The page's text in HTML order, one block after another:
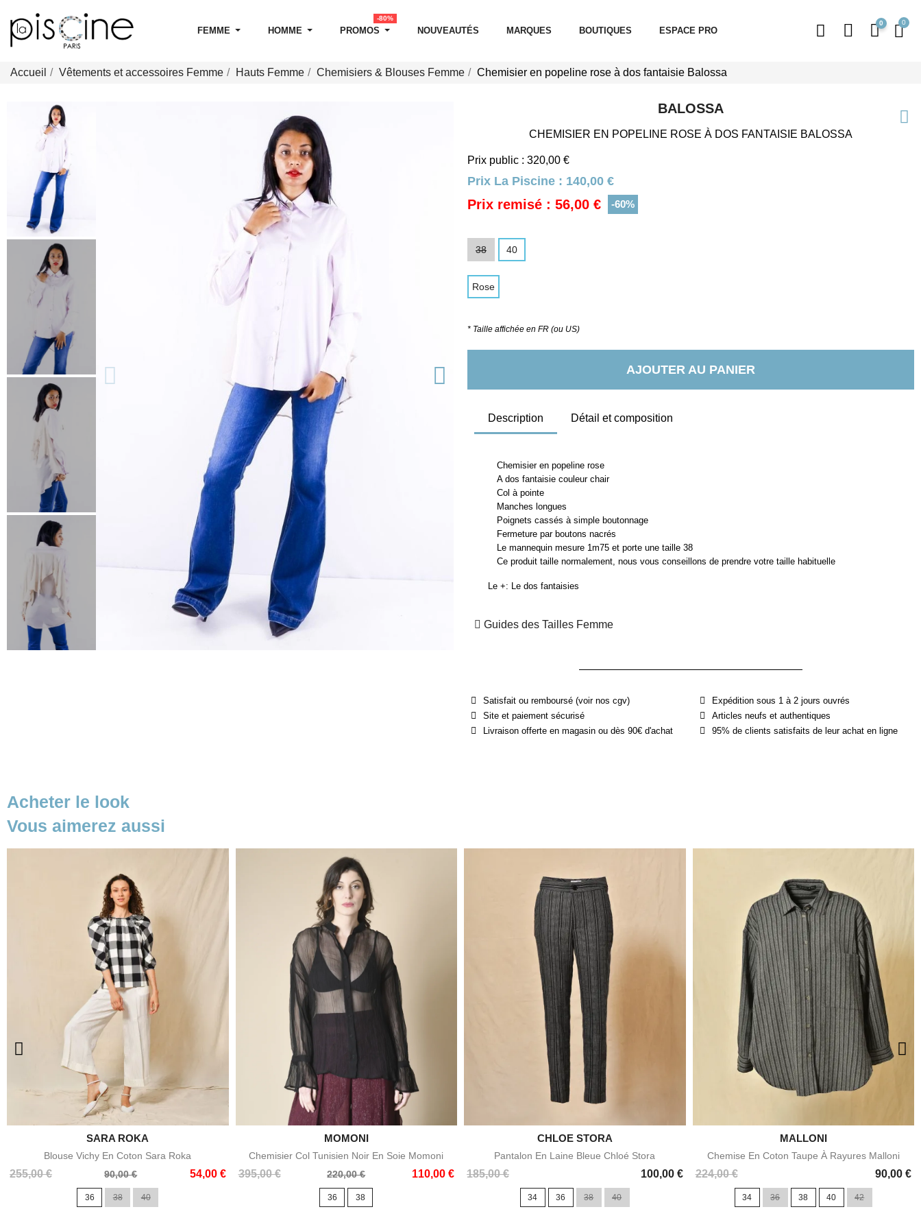
FEMME HOMME PROMOS
-80%
NOUVEAUTÉS MARQUES BOUTIQUES ESPACE PRO
0
Accueil Vêtements et accessoires Femme Hauts Femme Chemisiers & Blouses Femme Chemisier en popeline rose à dos fantaisie Balossa
BALOSSA
CHEMISIER EN POPELINE ROSE À DOS FANTAISIE BALOSSA
Prix public : 320,00 €
Prix La Piscine : 140,00 €
Prix remisé : 56,00 € -60%
38 40
Rose
* Taille affichée en FR (ou US)
AJOUTER AU PANIER
Description Détail et composition
Chemisier en popeline rose
A dos fantaisie couleur chair
Col à pointe
Manches longues
Poignets cassés à simple boutonnage
Fermeture par boutons nacrés
Le mannequin mesure 1m75 et porte une taille 38
Ce produit taille normalement, nous vous conseillons de prendre votre taille habituelle
Le +: Le dos fantaisies
Guides des Tailles Femme
Satisfait ou remboursé (voir nos cgv)
Site et paiement sécurisé
Livraison offerte en magasin ou dès 90€ d'achat
Expédition sous 1 à 2 jours ouvrés
Articles neufs et authentiques
95% de clients satisfaits de leur achat en ligne
Acheter le look
Vous aimerez aussi
Aperçu rapide
SARA ROKA
Blouse Vichy En Coton Sara Roka
255,00 €
Prix
90,00 € 54,00 €
Prix
36 38 40
Aperçu rapide
MOMONI
Chemisier Col Tunisien Noir En Soie Momoni
395,00 €
Prix
220,00 € 110,00 €
Prix
36 38
Aperçu rapide
CHLOE STORA
Pantalon En Laine Bleue Chloé Stora
185,00 € 100,00 €
Prix
34 36 38 40
Aperçu rapide
MALLONI
Chemise En Coton Taupe À Rayures Malloni
224,00 € 90,00 €
Prix
34 36 38 40 42